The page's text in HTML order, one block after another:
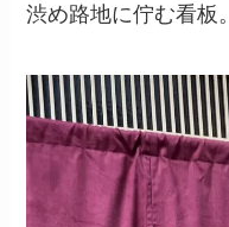
渋め路地に佇む看板。